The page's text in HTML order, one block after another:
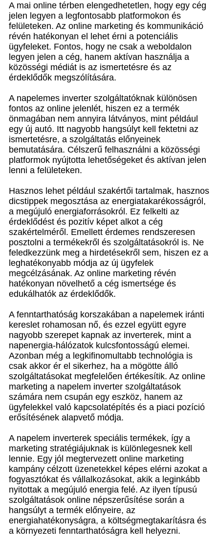
A mai online térben elengedhetetlen, hogy egy cég
jelen legyen a legfontosabb platformokon és
felületeken. Az online marketing és kommunikáció
révén hatékonyan el lehet érni a potenciális
ügyfeleket. Fontos, hogy ne csak a weboldalon
legyen jelen a cég, hanem aktívan használja a
közösségi médiát is az ismertetésre és az
érdeklődők megszólítására.
A napelemes inverter szolgáltatóknak különösen
fontos az online jelenlét, hiszen ez a termék
önmagában nem annyira látványos, mint például
egy új autó. Itt nagyobb hangsúlyt kell fektetni az
ismertetésre, a szolgáltatás előnyeinek
bemutatására. Célszerű felhasználni a közösségi
platformok nyújtotta lehetőségeket és aktívan jelen
lenni a felületeken.
Hasznos lehet például szakértői tartalmak, hasznos
dicstippek megosztása az energiatakarékosságról,
a megújuló energiaforrásokról. Ez felkelti az
érdeklődést és pozitív képet alkot a cég
szakértelméről. Emellett érdemes rendszeresen
posztolni a termékekről és szolgáltatásokról is. Ne
feledkezzünk meg a hirdetésekről sem, hiszen ez a
leghatékonyabb módja az új ügyfelek
megcélzásának. Az online marketing révén
hatékonyan növelhető a cég ismertsége és
edukálhatók az érdeklődők.
A fenntarthatóság korszakában a napelemek iránti
kereslet rohamosan nő, és ezzel együtt egyre
nagyobb szerepet kapnak az inverterek, mint a
napenergia-hálózatok kulcsfontosságú elemei.
Azonban még a legkifinomultabb technológia is
csak akkor ér el sikerhez, ha a mögötte álló
szolgáltatásokat megfelelően értékesítik. Az online
marketing a napelem inverter szolgáltatások
számára nem csupán egy eszköz, hanem az
ügyfelekkel való kapcsolatépítés és a piaci pozíció
erősítésének alapvető módja.
A napelem inverterek speciális termékek, így a
marketing stratégiájuknak is különlegesnek kell
lennie. Egy jól megtervezett online marketing
kampány célzott üzenetekkel képes elérni azokat a
fogyasztókat és vállalkozásokat, akik a leginkább
nyitottak a megújuló energia felé. Az ilyen típusú
szolgáltatások online népszerűsítése során a
hangsúlyt a termék előnyeire, az
energiahatékonyságra, a költségmegtakarításra és
a környezeti fenntarthatóságra kell helyezni.